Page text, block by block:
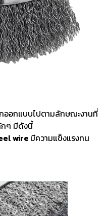
ออกแบบไปตามลักษณะงานที่
กๆ มีดังนี้
wire มีความแข็งแรงทน